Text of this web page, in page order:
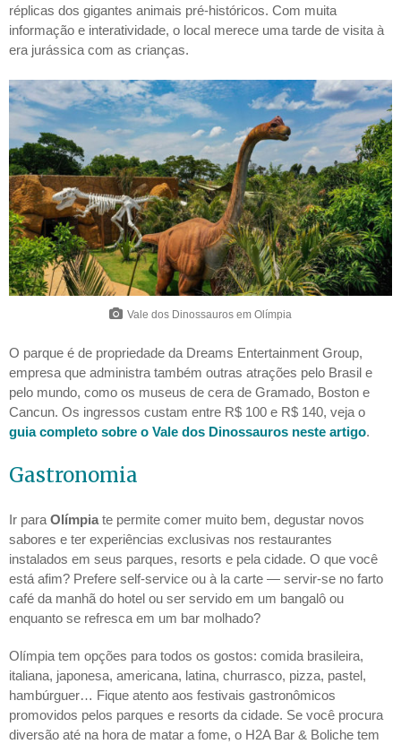
réplicas dos gigantes animais pré-históricos. Com muita
informação e interatividade, o local merece uma tarde de visita à
era jurássica com as crianças.
Vale dos Dinossauros em Olímpia
O parque é de propriedade da Dreams Entertainment Group,
empresa que administra também outras atrações pelo Brasil e
pelo mundo, como os museus de cera de Gramado, Boston e
Cancun. Os ingressos custam entre R$ 100 e R$ 140, veja o
guia completo sobre o Vale dos Dinossauros neste artigo.
Gastronomia
Ir para Olímpia te permite comer muito bem, degustar novos
sabores e ter experiências exclusivas nos restaurantes
instalados em seus parques, resorts e pela cidade. O que você
está afim? Prefere self-service ou à la carte — servir-se no farto
café da manhã do hotel ou ser servido em um bangalô ou
enquanto se refresca em um bar molhado?
Olímpia tem opções para todos os gostos: comida brasileira,
italiana, japonesa, americana, latina, churrasco, pizza, pastel,
hambúrguer… Fique atento aos festivais gastronômicos
promovidos pelos parques e resorts da cidade. Se você procura
diversão até na hora de matar a fome, o H2A Bar & Boliche tem